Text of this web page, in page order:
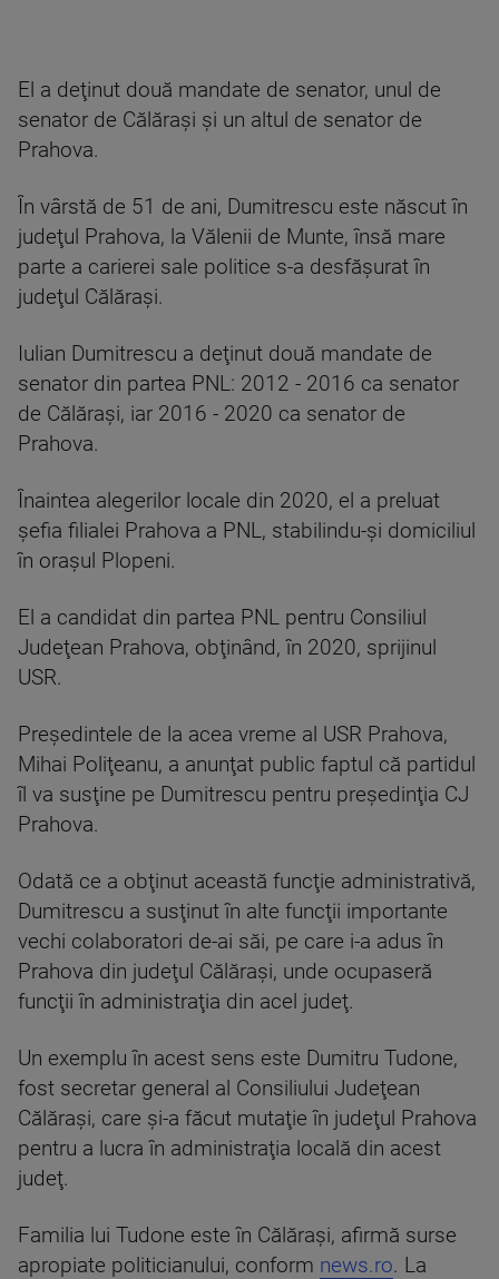
El a deţinut două mandate de senator, unul de
senator de Călăraşi şi un altul de senator de
Prahova.
În vârstă de 51 de ani, Dumitrescu este născut în
judeţul Prahova, la Vălenii de Munte, însă mare
parte a carierei sale politice s-a desfăşurat în
judeţul Călăraşi.
Iulian Dumitrescu a deţinut două mandate de
senator din partea PNL: 2012 - 2016 ca senator
de Călăraşi, iar 2016 - 2020 ca senator de
Prahova.
Înaintea alegerilor locale din 2020, el a preluat
şefia filialei Prahova a PNL, stabilindu-şi domiciliul
în oraşul Plopeni.
El a candidat din partea PNL pentru Consiliul
Judeţean Prahova, obţinând, în 2020, sprijinul
USR.
Preşedintele de la acea vreme al USR Prahova,
Mihai Poliţeanu, a anunţat public faptul că partidul
îl va susţine pe Dumitrescu pentru preşedinţia CJ
Prahova.
Odată ce a obţinut această funcţie administrativă,
Dumitrescu a susţinut în alte funcţii importante
vechi colaboratori de-ai săi, pe care i-a adus în
Prahova din judeţul Călăraşi, unde ocupaseră
funcţii în administraţia din acel judeţ.
Un exemplu în acest sens este Dumitru Tudone,
fost secretar general al Consiliului Judeţean
Călăraşi, care şi-a făcut mutaţie în judeţul Prahova
pentru a lucra în administraţia locală din acest
judeţ.
Familia lui Tudone este în Călăraşi, afirmă surse
apropiate politicianului, conform news.ro. La